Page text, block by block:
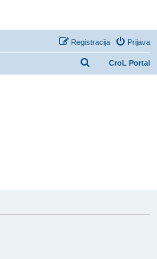
Prijava
Registracija
CroL Portal